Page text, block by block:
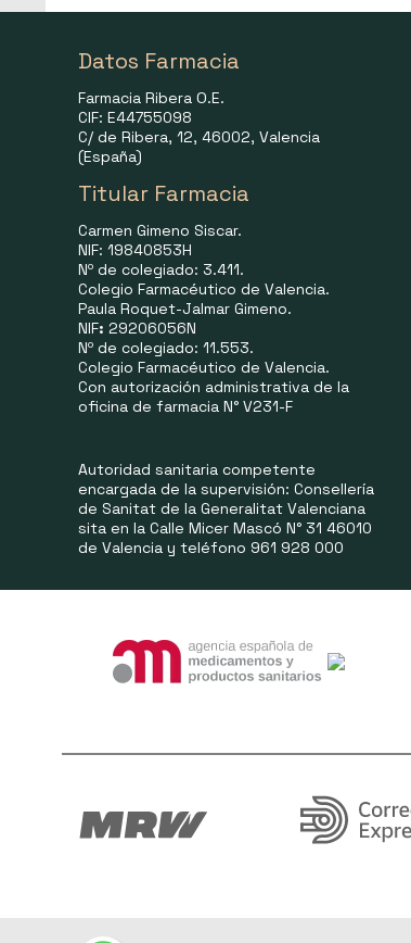
Datos Farmacia
Farmacia Ribera O.E.
CIF: E44755098
C/ de Ribera, 12, 46002, Valencia
(España)
Titular Farmacia
Carmen Gimeno Siscar.
NIF: 19840853H
Nº de colegiado: 3.411.
Colegio Farmacéutico de Valencia.
Paula Roquet-Jalmar Gimeno.
NIF: 29206056N
Nº de colegiado: 11.553.
Colegio Farmacéutico de Valencia.
Con autorización administrativa de la
oficina de farmacia N° V231-F
Autoridad sanitaria competente
encargada de la supervisión: Consellería
de Sanitat de la Generalitat Valenciana
sita en la Calle Micer Mascó N° 31 46010
de Valencia y teléfono 961 928 000